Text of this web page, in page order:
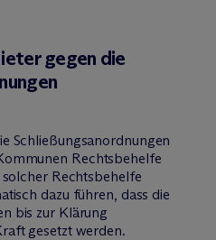
gegen die
Schließungsanordnungen
Rechtsbehelfe
Rechtsbehelfe
dazu führen, dass die
bis zur Klärung
gesetzt werden.